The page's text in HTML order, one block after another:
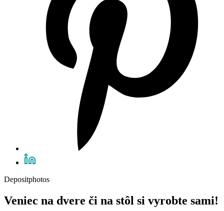
Depositphotos
Veniec na dvere či na stôl si vyrobte sami!